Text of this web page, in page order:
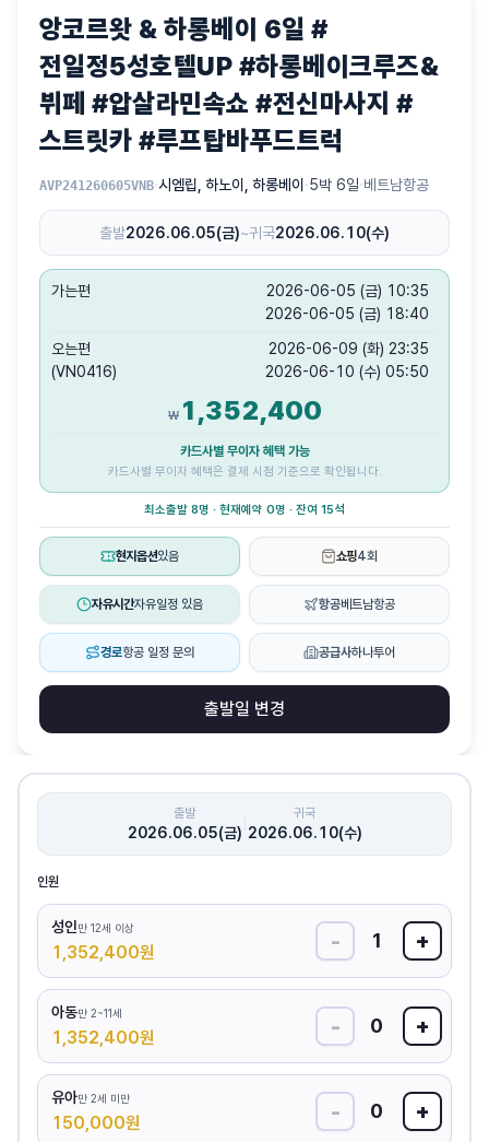
앙코르왓 & 하롱베이 6일 #
전일정5성호텔UP #하롱베이크루즈&
뷔페 #압살라민속쇼 #전신마사지 #
스트릿카 #루프탑바푸드트럭
AVP241260605VNB·시엠립, 하노이, 하롱베이 ·5박 6일·베트남항공
출발2026.06.05(금)~귀국2026.06.10(수)
가는편
2026-06-05 (금) 10:35
2026-06-05 (금) 18:40
오는편
(VN0416)
2026-06-09 (화) 23:35
2026-06-10 (수) 05:50
₩1,352,400
카드사별 무이자 혜택 가능
카드사별 무이자 혜택은 결제 시점 기준으로 확인됩니다.
최소출발 8명 · 현재예약 0명 · 잔여 15석
현지옵션있음 쇼핑4회
자유시간자유일정 있음 항공베트남항공
경로항공 일정 문의 공급사하나투어
출발일 변경
출발
2026.06.05(금)
귀국
2026.06.10(수)
인원
성인만 12세 이상
1,352,400원 - 1 +
아동만 2~11세
1,352,400원 - 0 +
유아만 2세 미만
150,000원 - 0 +